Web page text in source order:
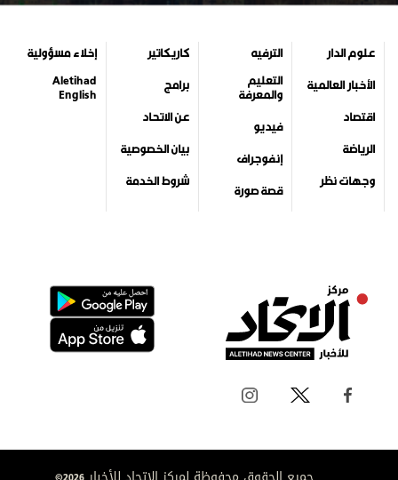
علوم الدار
الأخبار العالمية
اقتصاد
الرياضة
وجهات نظر
الترفيه
التعليم
والمعرفة
فيديو
إنفوجراف
قصة صورة
كاريكاتير
برامج
عن الاتحاد
بيان الخصوصية
شروط الخدمة
إخلاء مسؤولية
Aletihad
English